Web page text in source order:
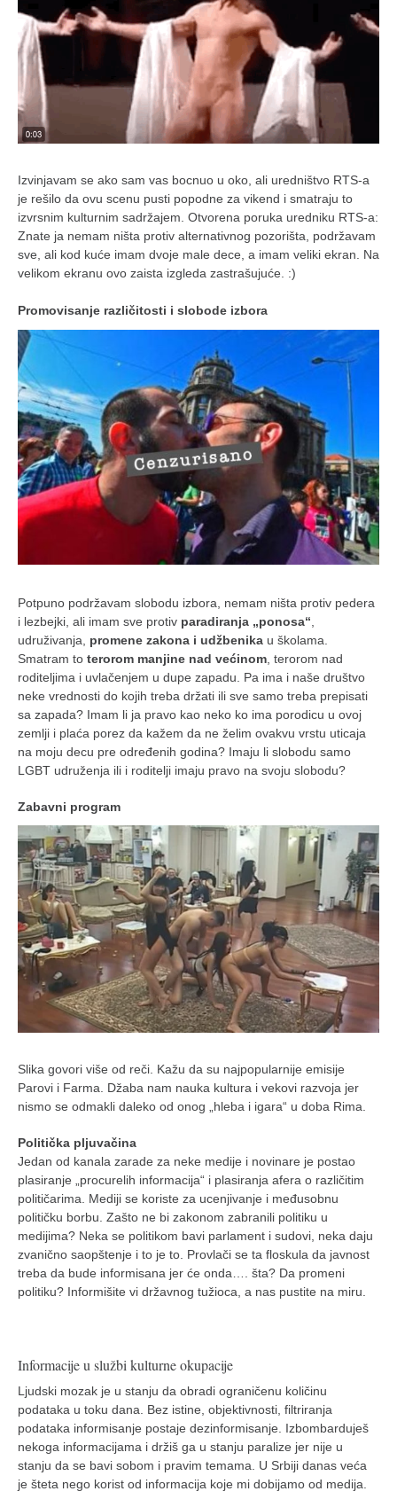
besplatna e-knjiga
termini treninga
moja priča
Ћир
Izvinjavam se ako sam vas bocnuo u oko, ali uredništvo RTS-a
je rešilo da ovu scenu pusti popodne za vikend i smatraju to
izvrsnim kulturnim sadržajem. Otvorena poruka uredniku RTS-a:
Znate ja nemam ništa protiv alternativnog pozorišta, podržavam
sve, ali kod kuće imam dvoje male dece, a imam veliki ekran. Na
velikom ekranu ovo zaista izgleda zastrašujuće. :)
Promovisanje različitosti i slobode izbora
Potpuno podržavam slobodu izbora, nemam ništa protiv pedera
i lezbejki, ali imam sve protiv paradiranja „ponosa“
udruživanja, promene zakona i udžbenika u školama.
Smatram to terorom manjine nad većinom , terorom nad
roditeljima i uvlačenjem u dupe zapadu. Pa ima i naše društvo
neke vrednosti do kojih treba držati ili sve samo treba prepisati
sa zapada? Imam li ja pravo kao neko ko ima porodicu u ovoj
zemlji i plaća porez da kažem da ne želim ovakvu vrstu uticaja
na moju decu pre određenih godina? Imaju li slobodu samo
LGBT udruženja ili i roditelji imaju pravo na svoju slobodu?
Zabavni program
Slika govori više od reči. Kažu da su najpopularnije emisije
Parovi i Farma. Džaba nam nauka kultura i vekovi razvoja jer
nismo se odmakli daleko od onog „hleba i igara“ u doba Rima.
Politička pljuvačina
Jedan od kanala zarade za neke medije i novinare je postao
plasiranje „procurelih informacija“ i plasiranja afera o različitim
političarima. Mediji se koriste za ucenjivanje i međusobnu
političku borbu. Zašto ne bi zakonom zabranili politiku u
medijima? Neka se politikom bavi parlament i sudovi, neka daju
zvanično saopštenje i to je to. Provlači se ta floskula da javnost
treba da bude informisana jer će onda…. šta? Da promeni
politiku? Informišite vi državnog tužioca, a nas pustite na miru.
Informacije u službi kulturne okupacije
Ljudski mozak je u stanju da obradi ograničenu količinu
podataka u toku dana. Bez istine, objektivnosti, filtriranja
podataka informisanje postaje dezinformisanje. Izbombarduješ
nekoga informacijama i držiš ga u stanju paralize jer nije u
stanju da se bavi sobom i pravim temama. U Srbiji danas veća
je šteta nego korist od informacija koje mi dobijamo od medija.